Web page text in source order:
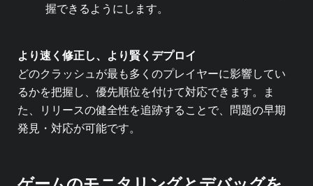
握できるようにします。
より速く修正し、より賢くデプロイ
どのクラッシュが最も多くのプレイヤーに影響してい
るかを把握し、優先順位を付けて対応できます。ま
た、リリースの健全性を追跡することで、問題の早期
発見・対応が可能です。